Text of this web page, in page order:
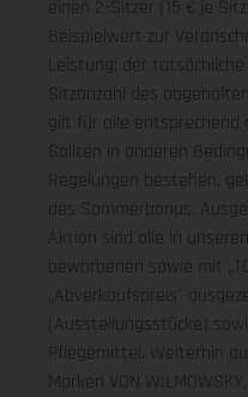
einen 2-Sitzer (15 € je
Beispielwert zur
Leistung; der
Sitzanzahl des
gilt für alle entsprechend
Sollten in anderen
Regelungen bestehen,
des Sommerbonus.
Aktion sind alle in
beworbenen sowie mit
„Abverkaufspreis"
(Ausstellungsstücke)
Pflegemittel. Weiterhin
Marken VON